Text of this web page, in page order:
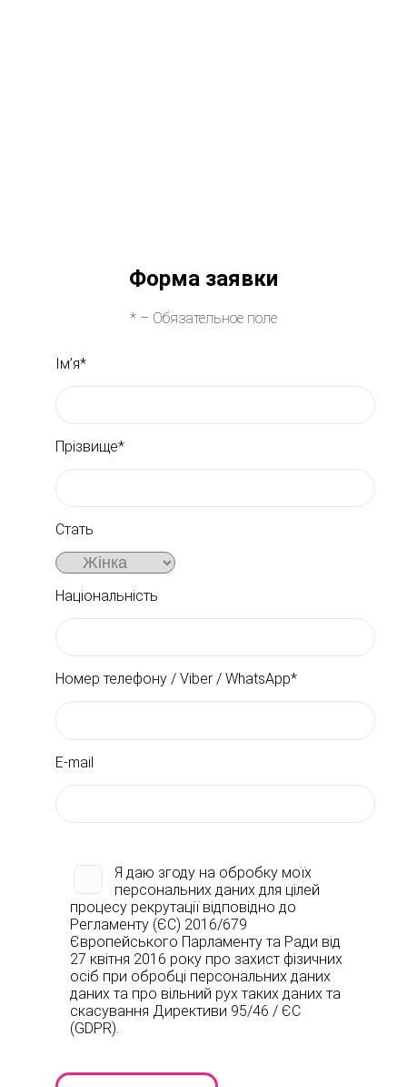
Форма заявки
* – Обязательное поле
Ім’я*
Прізвище*
Стать
Національність
Номер телефону / Viber / WhatsApp*
E-mail
Я даю згоду на обробку моїх
персональних даних для цілей
процесу рекрутації відповідно до
Регламенту (ЄС) 2016/679
Європейського Парламенту та Ради від
27 квітня 2016 року про захист фізичних
осіб при обробці персональних даних
даних та про вільний рух таких даних та
скасування Директиви 95/46 / ЄС
(GDPR).